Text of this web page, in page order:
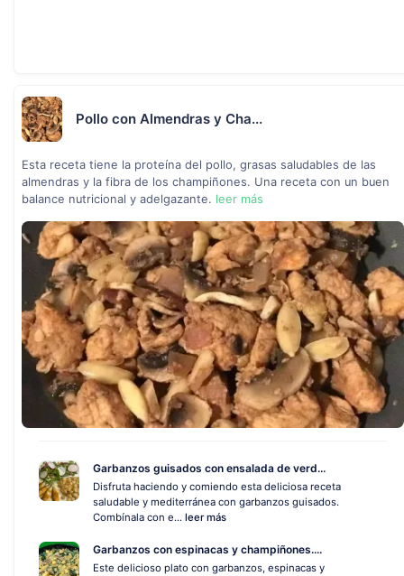
Pollo con Almendras y Cha...
Esta receta tiene la proteína del pollo, grasas saludables de las
almendras y la fibra de los champiñones. Una receta con un buen
balance nutricional y adelgazante. leer más
Garbanzos guisados con ensalada de verd...
Disfruta haciendo y comiendo esta deliciosa receta
saludable y mediterránea con garbanzos guisados.
Combínala con e... leer más
Garbanzos con espinacas y champiñones....
Este delicioso plato con garbanzos, espinacas y